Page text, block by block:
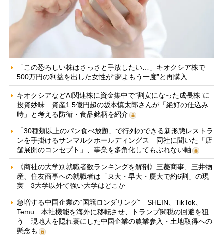
「この恐ろしい株はさっさと手放したい…」キオクシア株で
500万円の利益を出した女性が“夢よもう一度”と再購入
キオクシアなどAI関連株に資金集中で“割安になった成長株”に
投資妙味 資産1.5億円超の坂本慎太郎さんが「絶好の仕込み
時」と考える防衛・食品銘柄を紹介
「30種類以上のパン食べ放題」で行列のできる新形態レストラ
ンを手掛けるサンマルクホールディングス 同社に聞いた「店
舗展開のコンセプト」、事業を多角化してもぶれない軸
《商社の大学別就職者数ランキングを解剖》三菱商事、三井物
産、住友商事への就職者は「東大・早大・慶大で約6割」の現
実 3大学以外で強い大学はどこか
急増する中国企業の“国籍ロンダリング” SHEIN、TikTok、
Temu…本社機能を海外に移転させ、トランプ関税の回避を狙
う 現地人を隠れ蓑にした中国企業の農業参入・土地取得への
懸念も